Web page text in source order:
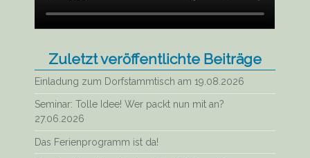
Zuletzt veröffentlichte Beiträge
Einladung zum Dorfstammtisch am 19.08.2026
Seminar: Tolle Idee! Wer packt nun mit an?
27.06.2026
Das Ferienprogramm ist da!